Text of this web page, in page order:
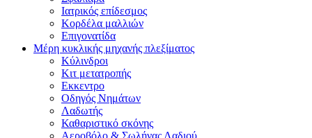
Ιατρικός επίδεσμος
Κορδέλα μαλλιών
Επιγονατίδα
Μέρη κυκλικής μηχανής πλεξίματος
Κύλινδροι
Κιτ μετατροπής
Εκκεντρο
Οδηγός Νημάτων
Λαδωτής
Καθαριστικό σκόνης
Αεροβόλο & Σωλήνας Λαδιού